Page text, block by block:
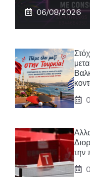
06/08/2026
την